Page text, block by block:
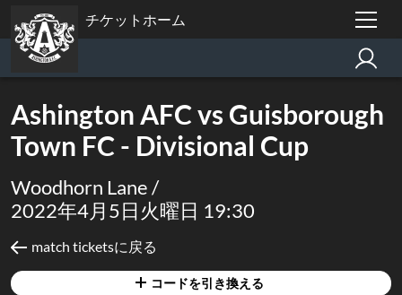
チケットホーム
Ashington AFC vs Guisborough
Town FC - Divisional Cup
Woodhorn Lane /
2022年4月5日火曜日 19:30
match ticketsに戻る
コードを引き換える